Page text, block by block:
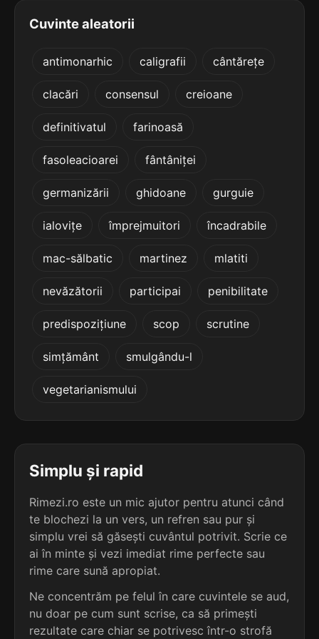
fenomenalismului
imaterialismului
iraționalismului
izolaționismului
7 sil.
terminație: ționismului
terminație: nismului
monometalismului
7 sil.
ocazionalismului
5
terminație: ismului
peripatetismului
16 lit.
terminație: ismului
Cuvinte aleatorii
antimonarhic caligrafii cântărețe
clacări consensul creioane
definitivatul farinoasă
fasoleacioarei fântâniței
germanizării ghidoane gurguie
ialovițe împrejmuitori încadrabile
mac-sălbatic martinez mlatiti
nevăzătorii participai penibilitate
predispozițiune scop scrutine
simțământ smulgându-l
vegetarianismului
Simplu și rapid
Rimezi.ro este un mic ajutor pentru atunci când
te blochezi la un vers, un refren sau pur și
simplu vrei să găsești cuvântul potrivit. Scrie ce
ai în minte și vezi imediat rime perfecte sau
rime care sună apropiat.
Ne concentrăm pe felul în care cuvintele se aud,
nu doar pe cum sunt scrise, ca să primești
rezultate care chiar se potrivesc într-o strofă